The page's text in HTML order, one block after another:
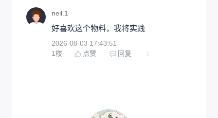
neil.1
好喜欢这个物料，我将实践
2026-08-03 17:43:51
1楼 点赞 回复